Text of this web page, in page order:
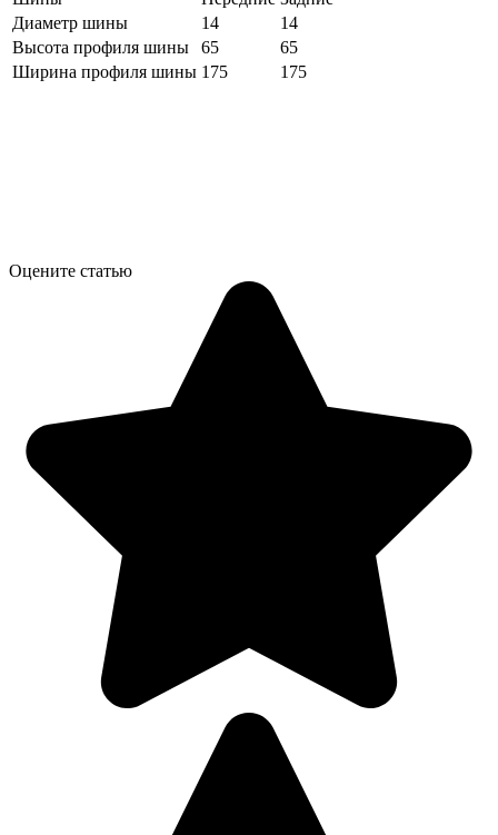
Диаметр шины
14
14
Высота профиля шины
65
65
Ширина профиля шины 175 175
Оцените статью